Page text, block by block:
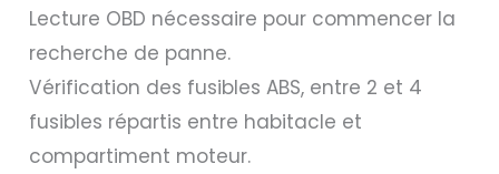
Lecture OBD nécessaire pour commencer la
recherche de panne.
Vérification des fusibles ABS, entre 2 et 4
fusibles répartis entre habitacle et
compartiment moteur.